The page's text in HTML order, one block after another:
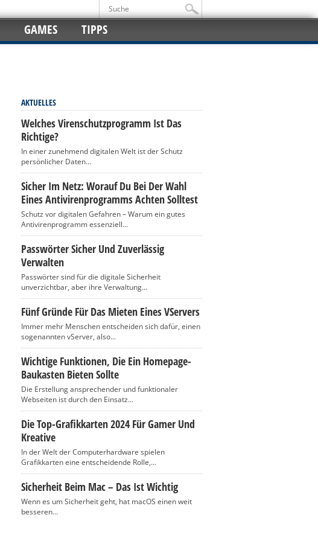
GAMES TIPPS
AKTUELLES
Welches Virenschutzprogramm Ist Das
Richtige?
In einer zunehmend digitalen Welt ist der Schutz
persönlicher Daten...
Sicher Im Netz: Worauf Du Bei Der Wahl
Eines Antivirenprogramms Achten Solltest
Schutz vor digitalen Gefahren – Warum ein gutes
Antivirenprogramm essenziell...
Passwörter Sicher Und Zuverlässig
Verwalten
Passwörter sind für die digitale Sicherheit
unverzichtbar, aber ihre Verwaltung...
Fünf Gründe Für Das Mieten Eines VServers
Immer mehr Menschen entscheiden sich dafür, einen
sogenannten vServer, also...
Wichtige Funktionen, Die Ein Homepage-
Baukasten Bieten Sollte
Die Erstellung ansprechender und funktionaler
Webseiten ist durch den Einsatz...
Die Top-Grafikkarten 2024 Für Gamer Und
Kreative
In der Welt der Computerhardware spielen
Grafikkarten eine entscheidende Rolle,...
Sicherheit Beim Mac – Das Ist Wichtig
Wenn es um Sicherheit geht, hat macOS einen weit
besseren...